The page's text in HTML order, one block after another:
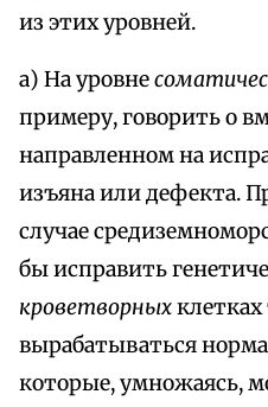
из этих уровней.
а) На уровне
примеру, говорить о
направленном на
изъяна или дефекта.
случае
бы исправить
кроветворных
вырабатываться
которые, умножаясь,